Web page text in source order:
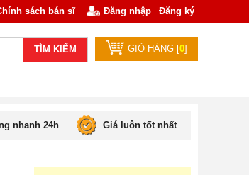
sách bán sĩ Đăng nhập Đăng ký
GIỎ HÀNG [0]
TÌM KIẾM
nhanh 24h Giá luôn tốt nhất